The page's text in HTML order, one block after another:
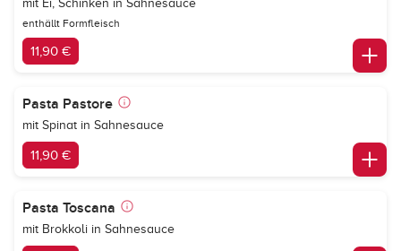
mit Ei, Schinken in Sahnesauce
enthällt Formfleisch
11,90 €
Pasta Pastore
mit Spinat in Sahnesauce
11,90 €
Pasta Toscana
mit Brokkoli in Sahnesauce